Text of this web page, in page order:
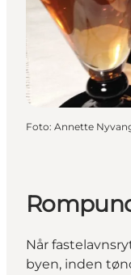
Foto: Annette
Når
byen, inden